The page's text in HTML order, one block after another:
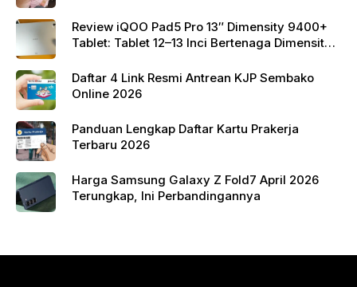
Review iQOO Pad5 Pro 13″ Dimensity 9400+
Tablet: Tablet 12–13 Inci Bertenaga Dimensity
Daftar 4 Link Resmi Antrean KJP Sembako
Online 2026
Panduan Lengkap Daftar Kartu Prakerja
Terbaru 2026
Harga Samsung Galaxy Z Fold7 April 2026
Terungkap, Ini Perbandingannya